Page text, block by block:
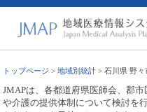
トップページ >地域別統計 > 石川県 野々
JMAPは、各都道府県医師会、郡
や介護の提供体制について検討を